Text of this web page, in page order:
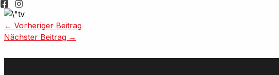
← Vorheriger Beitrag
Nächster Beitrag →